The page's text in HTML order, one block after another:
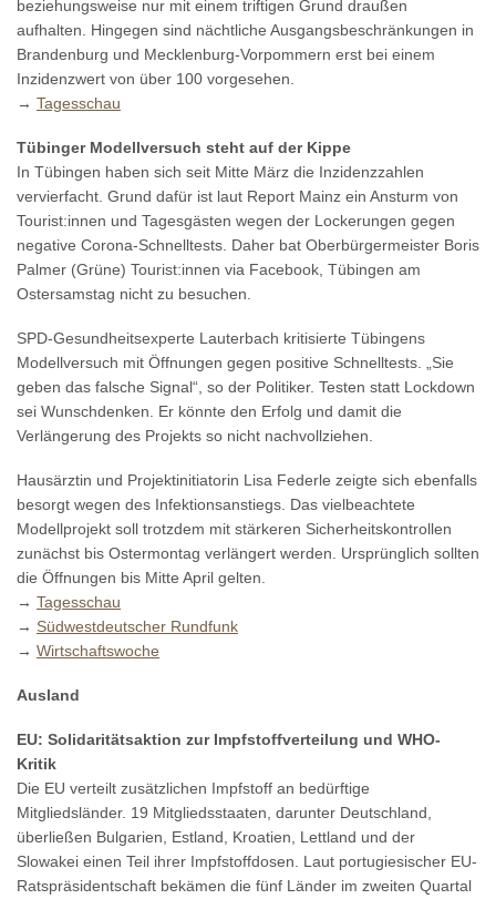
beziehungsweise nur mit einem triftigen Grund draußen
aufhalten. Hingegen sind nächtliche Ausgangsbeschränkungen in
Brandenburg und Mecklenburg-Vorpommern erst bei einem
Inzidenzwert von über 100 vorgesehen.
→ Tagesschau
Tübinger Modellversuch steht auf der Kippe
In Tübingen haben sich seit Mitte März die Inzidenzzahlen
vervierfacht. Grund dafür ist laut Report Mainz ein Ansturm von
Tourist:innen und Tagesgästen wegen der Lockerungen gegen
negative Corona-Schnelltests. Daher bat Oberbürgermeister Boris
Palmer (Grüne) Tourist:innen via Facebook, Tübingen am
Ostersamstag nicht zu besuchen.
SPD-Gesundheitsexperte Lauterbach kritisierte Tübingens
Modellversuch mit Öffnungen gegen positive Schnelltests. „Sie
geben das falsche Signal“, so der Politiker. Testen statt Lockdown
sei Wunschdenken. Er könnte den Erfolg und damit die
Verlängerung des Projekts so nicht nachvollziehen.
Hausärztin und Projektinitiatorin Lisa Federle zeigte sich ebenfalls
besorgt wegen des Infektionsanstiegs. Das vielbeachtete
Modellprojekt soll trotzdem mit stärkeren Sicherheitskontrollen
zunächst bis Ostermontag verlängert werden. Ursprünglich sollten
die Öffnungen bis Mitte April gelten.
→ Tagesschau
→ Südwestdeutscher Rundfunk
→ Wirtschaftswoche
Ausland
EU: Solidaritätsaktion zur Impfstoffverteilung und WHO-
Kritik
Die EU verteilt zusätzlichen Impfstoff an bedürftige
Mitgliedsländer. 19 Mitgliedsstaaten, darunter Deutschland,
überließen Bulgarien, Estland, Kroatien, Lettland und der
Slowakei einen Teil ihrer Impfstoffdosen. Laut portugiesischer EU-
Ratspräsidentschaft bekämen die fünf Länder im zweiten Quartal